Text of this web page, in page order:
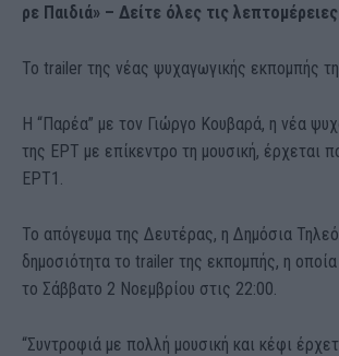
ρε Παιδιά» – Δείτε όλες τις λεπτομέρειες
Το trailer της νέας ψυχαγωγικής εκπομπής
Η “Παρέα” με τον Γιώργο Κουβαρά, η νέα
της ΕΡΤ με επίκεντρο τη μουσική, έρχεται
ΕΡΤ1.
Το απόγευμα της Δευτέρας, η Δημόσια
δημοσιότητα το trailer της εκπομπής, η
το Σάββατο 2 Νοεμβρίου στις 22:00.
“Συντροφιά με πολλή μουσική και κέφι